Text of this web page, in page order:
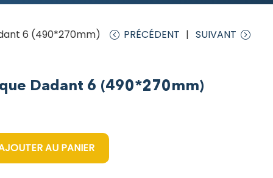
6 (490*270mm) PRÉCÉDENT SUIVANT
Dadant 6 (490*270mm)
AU PANIER